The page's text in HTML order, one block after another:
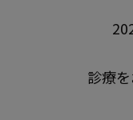
診療を